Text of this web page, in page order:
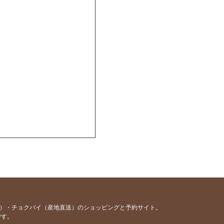
チョクバイ（産地直送）のショッピングと予約サイト。
。